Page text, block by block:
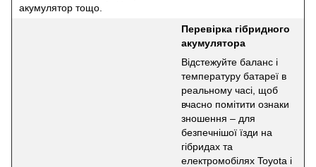
акумулятор тощо.
Перевірка гібридного
акумулятора
Відстежуйте баланс і
температуру батареї в
реальному часі, щоб
вчасно помітити ознаки
зношення – для
безпечнішої їзди на
гібридах та
електромобілях Toyota і